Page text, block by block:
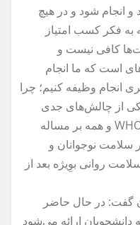
و انجام شود و در هیچ
به فکر کسب امتیاز
کافی نیست و
است که ما انجام
انجام وظیفه کنیم؛ چرا
از چالش‌های جدی
تمام دنیاست و مجامع بین‌المللی ، WHO و همه بر مساله
سلامت نوجوانان و
روانی بوِیژه بعد از
گفت: در حال حاضر
(۸۵ تا ۸۷ درصد) به دانشجویان ارائه می‌شود